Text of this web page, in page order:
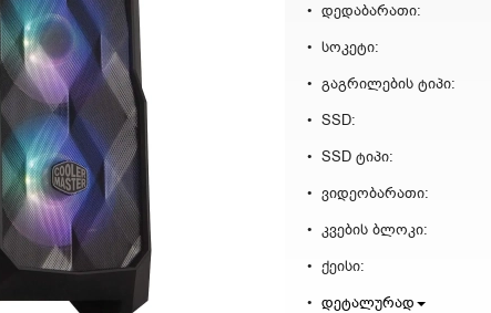
დედაბარათი:
სოკეტი:
გაგრილების ტიპი:
SSD:
SSD ტიპი:
ვიდეობარათი:
კვების ბლოკი:
ქეისი:
დეტალურად